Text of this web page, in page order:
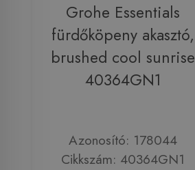
Grohe Essentials
fürdőköpeny akasztó,
brushed cool sunrise
40364GN1
Azonosító: 178044
Cikkszám: 40364GN1